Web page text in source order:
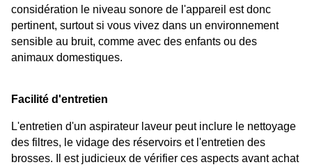
considération le niveau sonore de l'appareil est donc
pertinent, surtout si vous vivez dans un environnement
sensible au bruit, comme avec des enfants ou des
animaux domestiques.
Facilité d'entretien
L'entretien d'un aspirateur laveur peut inclure le nettoyage
des filtres, le vidage des réservoirs et l'entretien des
brosses. Il est judicieux de vérifier ces aspects avant achat